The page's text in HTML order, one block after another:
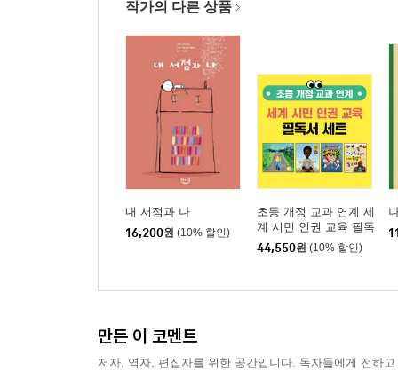
작가의 다른 상품
내 서점과 나
16,200원 (10% 할인)
초등 개정 교과 연계 세
계 시민 인권 교육 필독
서 세트
44,550원 (10% 할인)
만든 이 코멘트
저자, 역자, 편집자를 위한 공간입니다. 독자들에게 전하